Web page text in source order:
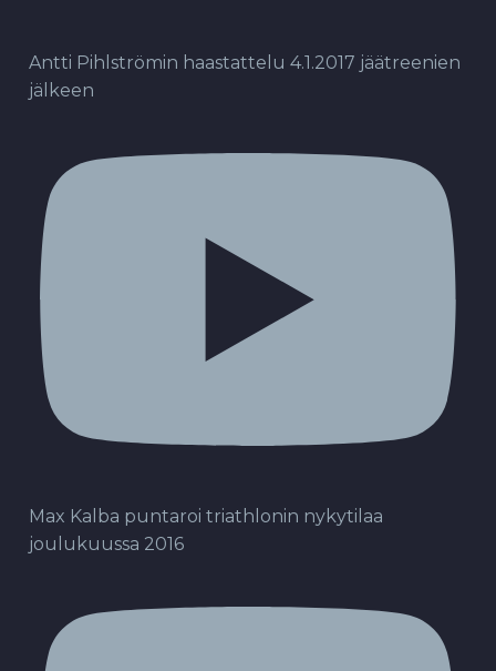
Antti Pihlströmin haastattelu 4.1.2017 jäätreenien
jälkeen
Max Kalba puntaroi triathlonin nykytilaa
joulukuussa 2016